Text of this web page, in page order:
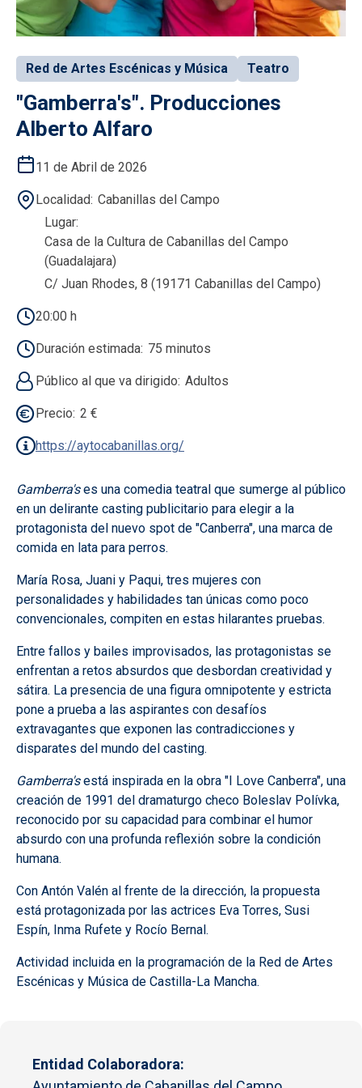
Red de Artes Escénicas y Música Teatro
"Gamberra's". Producciones
Alberto Alfaro
11 de Abril de 2026
Localidad Cabanillas del Campo
Lugar
Casa de la Cultura de Cabanillas del Campo
(Guadalajara)
C/ Juan Rhodes, 8 (19171 Cabanillas del Campo)
20:00 h
Duración estimada 75 minutos
Público al que va dirigido Adultos
Precio 2 €
https://aytocabanillas.org/
Gamberra'ses una comedia teatral que sumerge al público
en un delirante casting publicitario para elegir a la
protagonista del nuevo spot de "Canberra", una marca de
comida en lata para perros.
María Rosa, Juani y Paqui, tres mujeres con
personalidades y habilidades tan únicas como poco
convencionales, compiten en estas hilarantes pruebas.
Entre fallos y bailes improvisados, las protagonistas se
enfrentan a retos absurdos que desbordan creatividad y
sátira. La presencia de una figura omnipotente y estricta
pone a prueba a las aspirantes con desafíos
extravagantes que exponen las contradicciones y
disparates del mundo del casting.
Gamberra'sestá inspirada en la obra "I Love Canberra", una
creación de 1991 del dramaturgo checo Boleslav Polívka,
reconocido por su capacidad para combinar el humor
absurdo con una profunda reflexión sobre la condición
humana.
Con Antón Valén al frente de la dirección, la propuesta
está protagonizada por las actrices Eva Torres, Susi
Espín, Inma Rufete y Rocío Bernal.
Actividad incluida en la programación de la Red de Artes
Escénicas y Música de Castilla-La Mancha.
Entidad Colaboradora